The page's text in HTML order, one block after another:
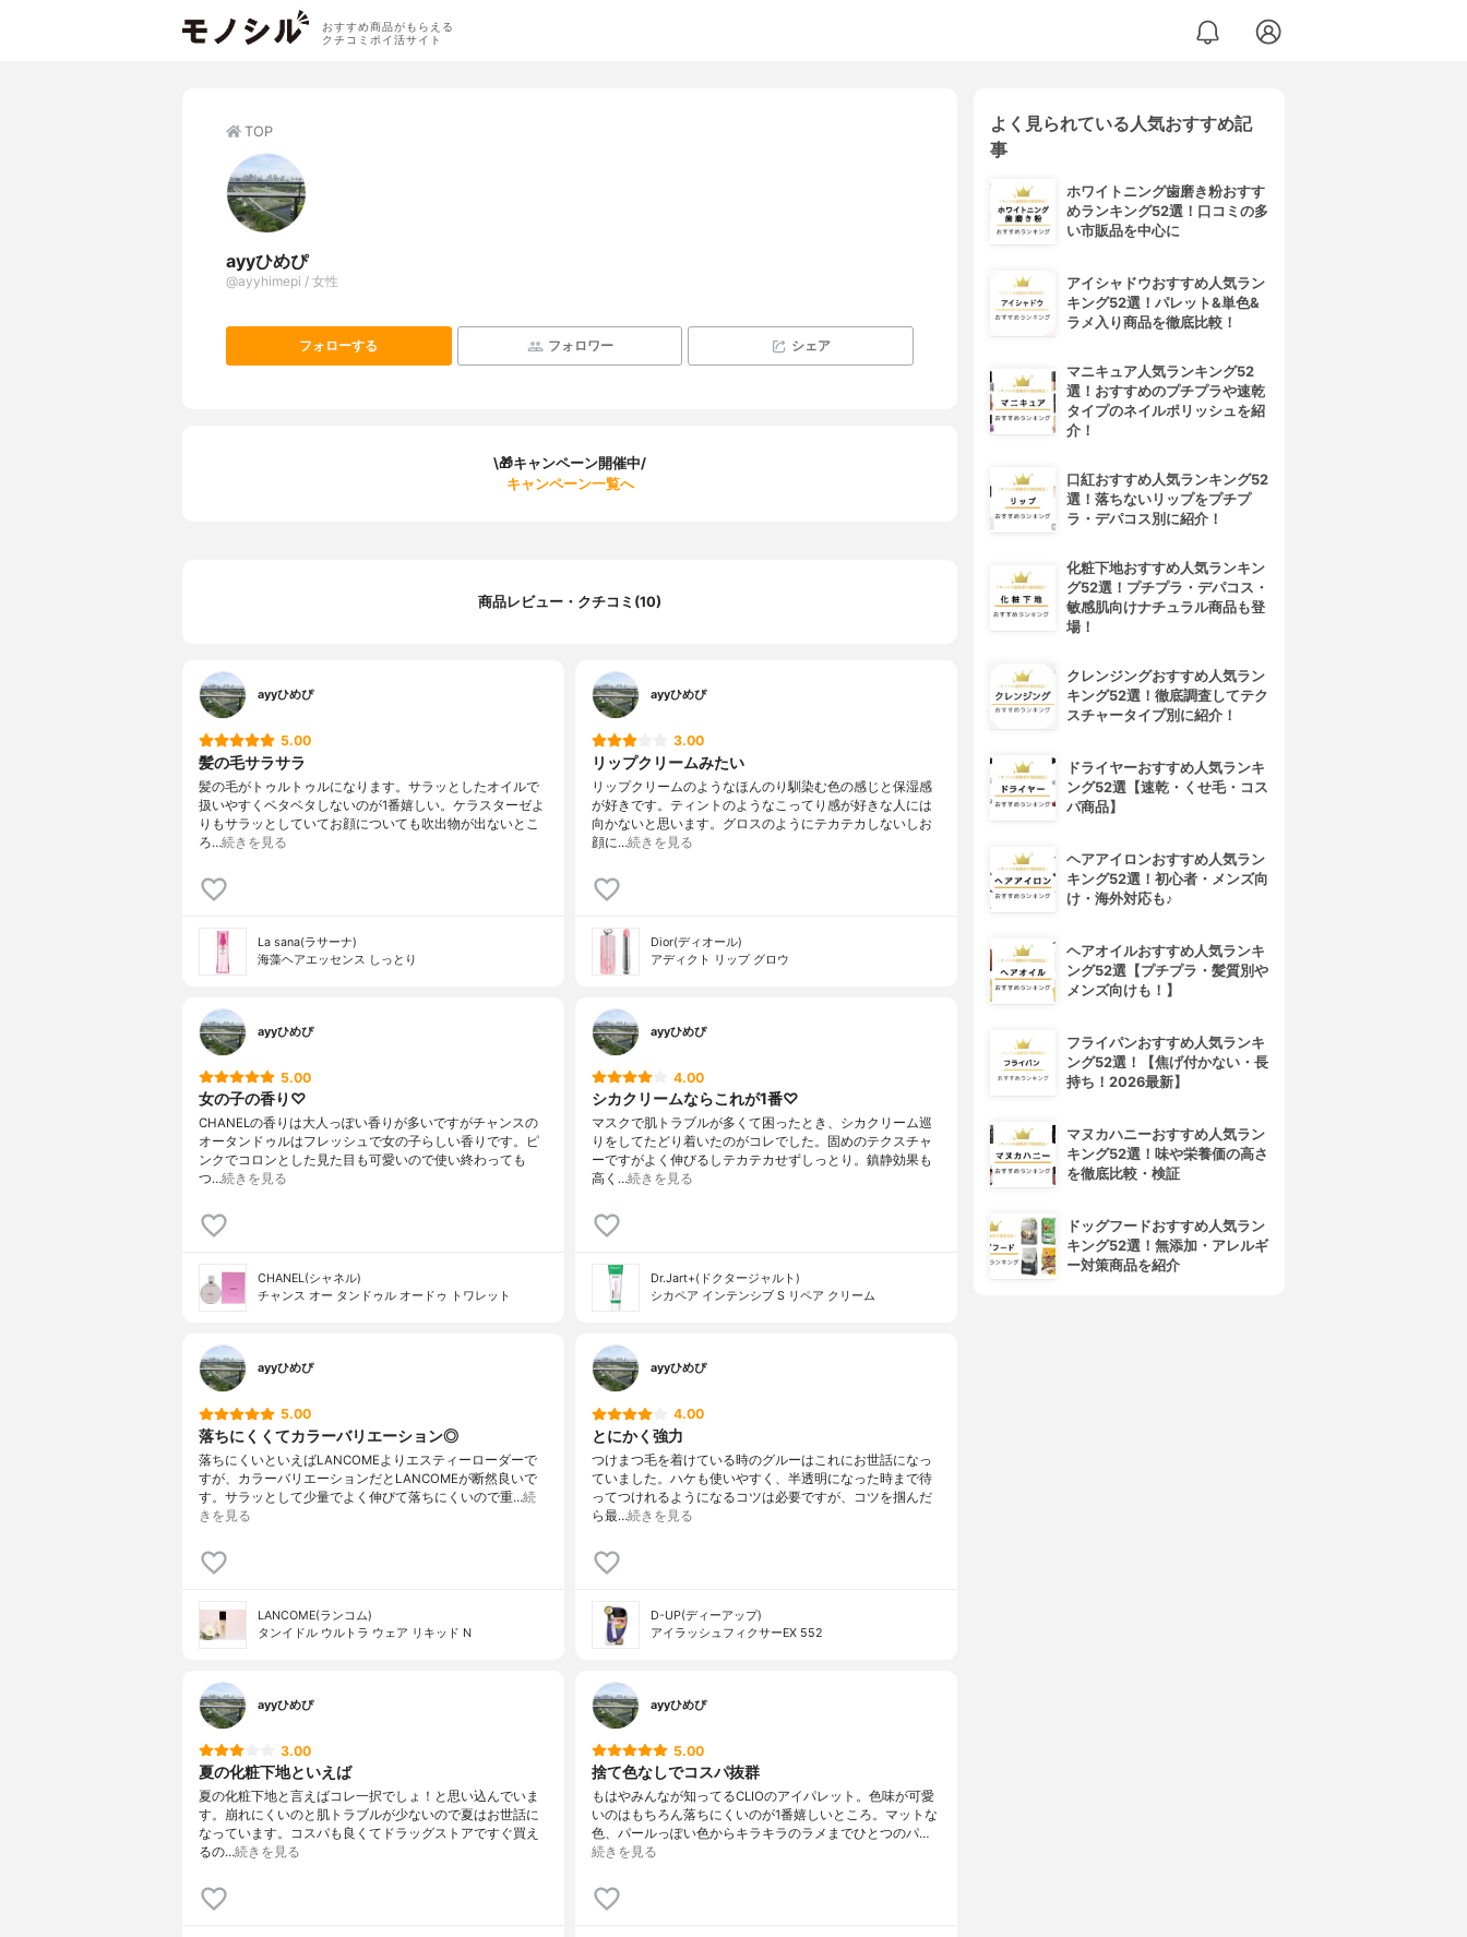
おすすめ商品がもらえる
クチコミポイ活サイト
TOP
ayyひめぴ
@ayyhimepi / 女性
フォローする フォロワー シェア
\🎁キャンペーン開催中/
キャンペーン一覧へ
商品レビュー・クチコミ(10)
ayyひめぴ
5.00
髪の毛サラサラ
髪の毛がトゥルトゥルになります。サラッとしたオイルで
扱いやすくベタベタしないのが1番嬉しい。ケラスターゼよ
りもサラッとしていてお顔についても吹出物が出ないとこ
ろ…続きを見る
La sana(ラサーナ)
海藻ヘアエッセンス しっとり
ayyひめぴ
3.00
リップクリームみたい
リップクリームのようなほんのり馴染む色の感じと保湿感
が好きです。ティントのようなこってり感が好きな人には
向かないと思います。グロスのようにテカテカしないしお
顔に…続きを見る
Dior(ディオール)
アディクト リップ グロウ
ayyひめぴ
5.00
女の子の香り♡
CHANELの香りは大人っぽい香りが多いですがチャンスの
オータンドゥルはフレッシュで女の子らしい香りです。ピ
ンクでコロンとした見た目も可愛いので使い終わっても
つ…続きを見る
CHANEL(シャネル)
チャンス オー タンドゥル オードゥ トワレット
ayyひめぴ
4.00
シカクリームならこれが1番♡
マスクで肌トラブルが多くて困ったとき、シカクリーム巡
りをしてたどり着いたのがコレでした。固めのテクスチャ
ーですがよく伸びるしテカテカせずしっとり。鎮静効果も
高く…続きを見る
Dr.Jart+(ドクタージャルト)
シカペア インテンシブ S リペア クリーム
ayyひめぴ
5.00
落ちにくくてカラーバリエーション◎
落ちにくいといえばLANCOMEよりエスティーローダーで
すが、カラーバリエーションだとLANCOMEが断然良いで
す。サラッとして少量でよく伸びて落ちにくいので重…続
きを見る
LANCOME(ランコム)
タンイドル ウルトラ ウェア リキッド N
ayyひめぴ
4.00
とにかく強力
つけまつ毛を着けている時のグルーはこれにお世話になっ
ていました。ハケも使いやすく、半透明になった時まで待
ってつけれるようになるコツは必要ですが、コツを掴んだ
ら最…続きを見る
D-UP(ディーアップ)
アイラッシュフィクサーEX 552
ayyひめぴ
3.00
夏の化粧下地といえば
夏の化粧下地と言えばコレ一択でしょ！と思い込んでいま
す。崩れにくいのと肌トラブルが少ないので夏はお世話に
なっています。コスパも良くてドラッグストアですぐ買え
るの…続きを見る
ayyひめぴ
5.00
捨て色なしでコスパ抜群
もはやみんなが知ってるCLIOのアイパレット。色味が可愛
いのはもちろん落ちにくいのが1番嬉しいところ。マットな
色、パールっぽい色からキラキラのラメまでひとつのパ…
続きを見る
よく見られている人気おすすめ記
事
ホワイトニング歯磨き粉おすす
めランキング52選！口コミの多
い市販品を中心に
アイシャドウおすすめ人気ラン
キング52選！パレット&単色&
ラメ入り商品を徹底比較！
マニキュア人気ランキング52
選！おすすめのプチプラや速乾
タイプのネイルポリッシュを紹
介！
口紅おすすめ人気ランキング52
選！落ちないリップをプチプ
ラ・デパコス別に紹介！
化粧下地おすすめ人気ランキン
グ52選！プチプラ・デパコス・
敏感肌向けナチュラル商品も登
場！
クレンジングおすすめ人気ラン
キング52選！徹底調査してテク
スチャータイプ別に紹介！
ドライヤーおすすめ人気ランキ
ング52選【速乾・くせ毛・コス
パ商品】
ヘアアイロンおすすめ人気ラン
キング52選！初心者・メンズ向
け・海外対応も♪
ヘアオイルおすすめ人気ランキ
ング52選【プチプラ・髪質別や
メンズ向けも！】
フライパンおすすめ人気ランキ
ング52選！【焦げ付かない・長
持ち！2026最新】
マヌカハニーおすすめ人気ラン
キング52選！味や栄養価の高さ
を徹底比較・検証
ドッグフードおすすめ人気ラン
キング52選！無添加・アレルギ
ー対策商品を紹介